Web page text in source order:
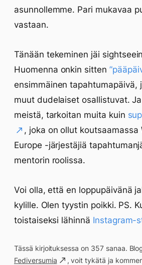
asunnollemme. Pari mukavaa
vastaan.
Tänään tekeminen jäi
Huomenna onkin sitten
ensimmäinen tapahtumapäivä,
muut dudelaiset osallistuvat.
meistä, tarkoitan muita kuin
, joka on ollut koutsaamassa
Europe -järjestäjiä
mentorin roolissa.
Voi olla, että en loppupäivänä
kylille. Olen tyystin poikki. PS.
toistaiseksi lähinnä Instagram-
Tässä kirjoituksessa on 357 sanaa.
Fediversumia
, voit tykätä ja